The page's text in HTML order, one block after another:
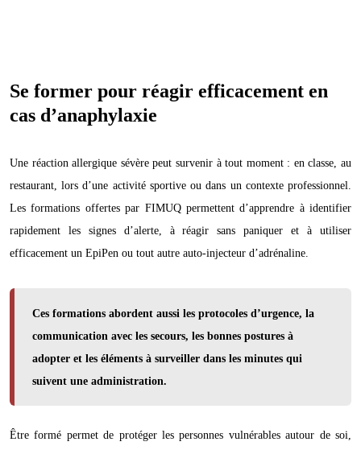
Se former pour réagir efficacement en
cas d’anaphylaxie
Une réaction allergique sévère peut survenir à tout moment : en classe, au
restaurant, lors d’une activité sportive ou dans un contexte professionnel.
Les formations offertes par FIMUQ permettent d’apprendre à identifier
rapidement les signes d’alerte, à réagir sans paniquer et à utiliser
efficacement un EpiPen ou tout autre auto-injecteur d’adrénaline.
Ces formations abordent aussi les protocoles d’urgence, la
communication avec les secours, les bonnes postures à
adopter et les éléments à surveiller dans les minutes qui
suivent une administration.
Être formé permet de protéger les personnes vulnérables autour de soi,